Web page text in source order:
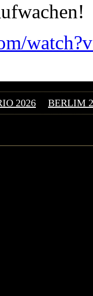
2026 BERLIM